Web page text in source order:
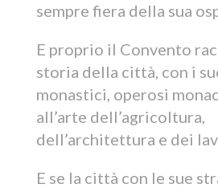
sempre fiera della sua
E proprio il Convento
storia della città, con i
monastici, operosi
all’arte dell’agricoltura,
dell’architettura e dei
E se la città con le sue